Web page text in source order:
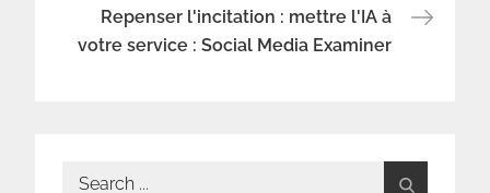
l’article
Repenser l'incitation : mettre l'IA à
votre service : Social Media Examiner
Search